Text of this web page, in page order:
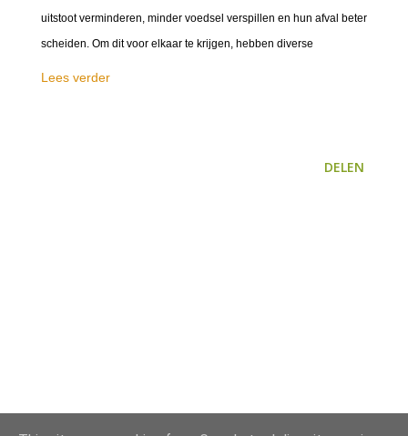
uitstoot verminderen, minder voedsel verspillen en hun afval beter
scheiden. Om dit voor elkaar te krijgen, hebben diverse
Lees verder
DELEN